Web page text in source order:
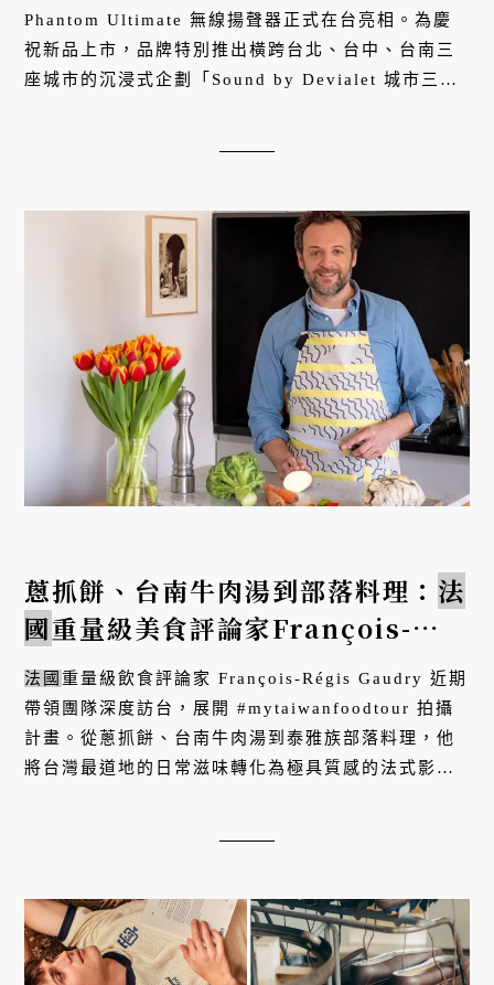
Phantom Ultimate 無線揚聲器正式在台亮相。為慶
祝新品上市，品牌特別推出橫跨台北、台中、台南三
座城市的沉浸式企劃「Sound by Devialet 城市三部
蔥抓餅、台南牛肉湯到部落料理： 法
國重量級美食評論家François-
Régis Gaudry的台灣尋味之旅
法國重量級飲食評論家 François-Régis Gaudry 近期
帶領團隊深度訪台，展開 #mytaiwanfoodtour 拍攝
計畫。從蔥抓餅、台南牛肉湯到泰雅族部落料理，他
將台灣最道地的日常滋味轉化為極具質感的法式影